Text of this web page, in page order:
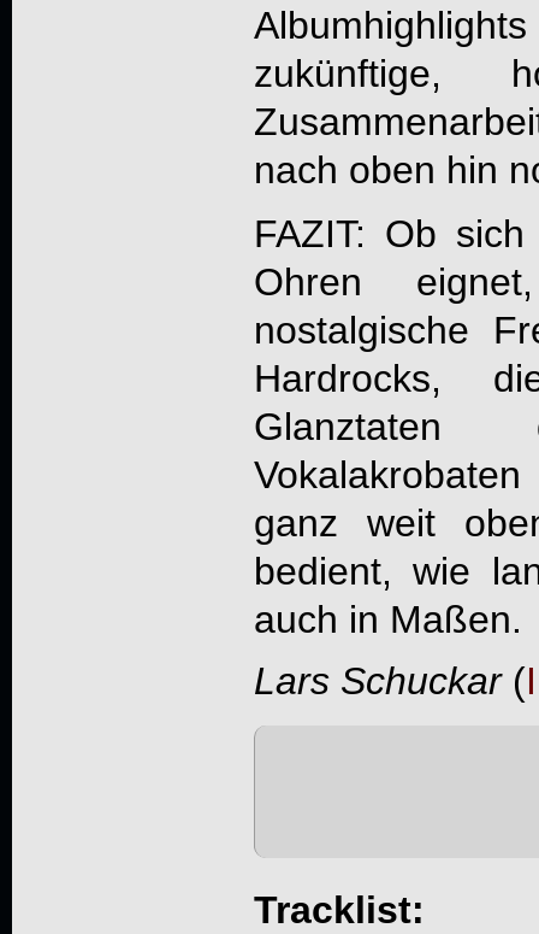
zukünftige,
nach oben hin
FAZIT: Ob
Ohren
nostalgische
Hardrocks,
Glanztaten
ganz weit
bedient, wie
auch in Maßen.
Lars Schuckar(
Tracklist: